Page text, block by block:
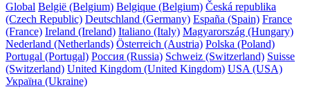
Global België (Belgium) Belgique (Belgium) Česká republika
(Czech Republic) Deutschland (Germany) España (Spain) France
(France) Ireland (Ireland) Italiano (Italy) Magyarország (Hungary)
Nederland (Netherlands) Österreich (Austria) Polska (Poland)
Portugal (Portugal) Россия (Russia) Schweiz (Switzerland) Suisse
(Switzerland) United Kingdom (United Kingdom) USA (USA)
Україна (Ukraine)